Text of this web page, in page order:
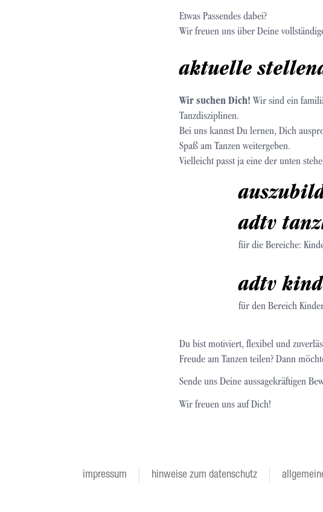
Etwas Passendes dabei?
Wir freuen uns über Deine
aktuelle
Wir suchen Dich! Wir sind ein
Tanzdisziplinen.
Bei uns kannst Du lernen, Dich
Spaß am Tanzen weitergeben.
Vielleicht passt ja eine der unten
adtv
für die Bereiche:
adtv
für den Bereich
Du bist motiviert, flexibel und
Freude am Tanzen teilen? Dann
Sende uns Deine aussagekräftigen
Wir freuen uns auf Dich!
impressum hinweise zum datenschutz